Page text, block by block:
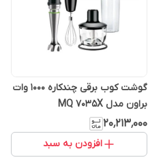
گوشت کوب برقی چندکاره 1000 وات
براون مدل MQ 7035X
۲۰٬۲۱۳٬۰۰۰
افزودن به سبد